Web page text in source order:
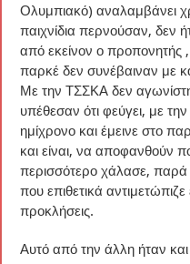
Ολυμπιακό) αναλαμβάνει
παιχνίδια περνούσαν, δεν
από εκείνον ο προπονητής
παρκέ δεν συνέβαιναν με
Με την ΤΣΣΚΑ δεν
υπέθεσαν ότι φεύγει, με
ημίχρονο και έμεινε στο
και είναι, να αποφανθούν
περισσότερο χάλασε, παρά
που επιθετικά
προκλήσεις.
Αυτό από την άλλη ήταν